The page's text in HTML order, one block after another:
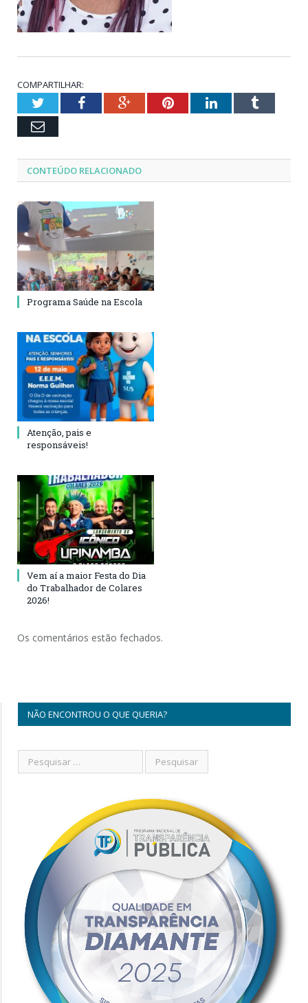
COMPARTILHAR:
TwitterFacebookGoogle+PinterestLinkedInTumblr
Email
CONTEÚDO RELACIONADO
Programa Saúde na Escola
Atenção, pais e
responsáveis!
Vem aí a maior Festa do Dia
do Trabalhador de Colares
2026!
Os comentários estão fechados.
NÃO ENCONTROU O QUE QUERIA?